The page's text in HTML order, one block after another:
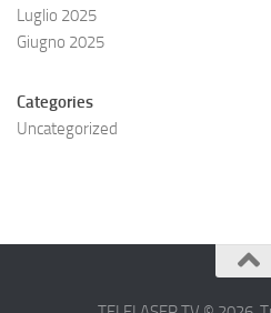
Luglio 2025
Giugno 2025
Categories
Uncategorized